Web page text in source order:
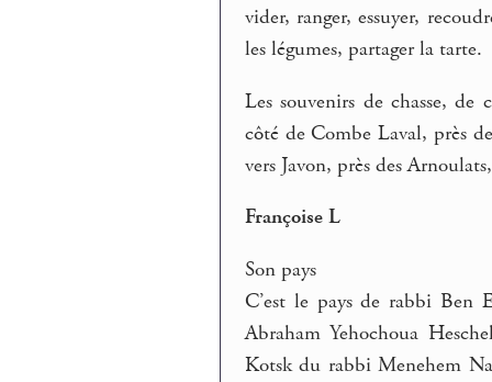
vider, ranger, essuyer,
les légumes, partager la tarte.
Les souvenirs de chasse,
côté de Combe Laval, près
vers Javon, près des
Françoise L
Son pays
C’est le pays de rabbi Ben
Abraham Yehochoua
Kotsk du rabbi Menehem